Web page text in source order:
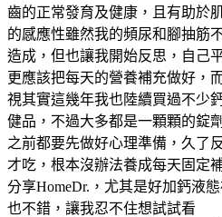
齒的正常發育及健康，且有助於
的感應性雖然我的頻尿和腳抽筋
造成，但也讓我開始反思，自己
更應該把每天的營養補充做好，
視其實這幾年我也陸續買過不少
健品，不過大多都是一顆顆的錠
之前都要先做好心理準備，久了
才吃，根本沒辦法養成每天固定
分享HomeDr.，尤其是好加鈣液
也不錯，讓我忍不住想試試看